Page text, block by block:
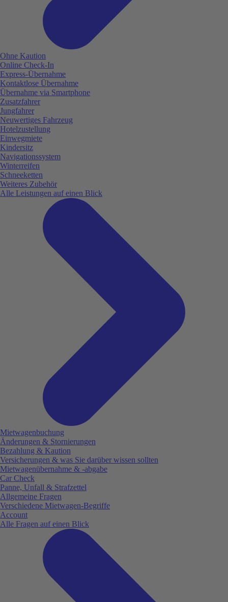
Ohne Kaution
Online Check-In
Express-Übernahme
Kontaktlose Übernahme
Übernahme via Smartphone
Zusatzfahrer
Jungfahrer
Neuwertiges Fahrzeug
Hotelzustellung
Einwegmiete
Kindersitz
Navigationssystem
Winterreifen
Schneeketten
Weiteres Zubehör
Alle Leistungen auf einen Blick
Mietwagenbuchung
Änderungen & Stornierungen
Bezahlung & Kaution
Versicherungen & was Sie darüber wissen sollten
Mietwagenübernahme & -abgabe
Car Check
Panne, Unfall & Strafzettel
Allgemeine Fragen
Verschiedene Mietwagen-Begriffe
Account
Alle Fragen auf einen Blick